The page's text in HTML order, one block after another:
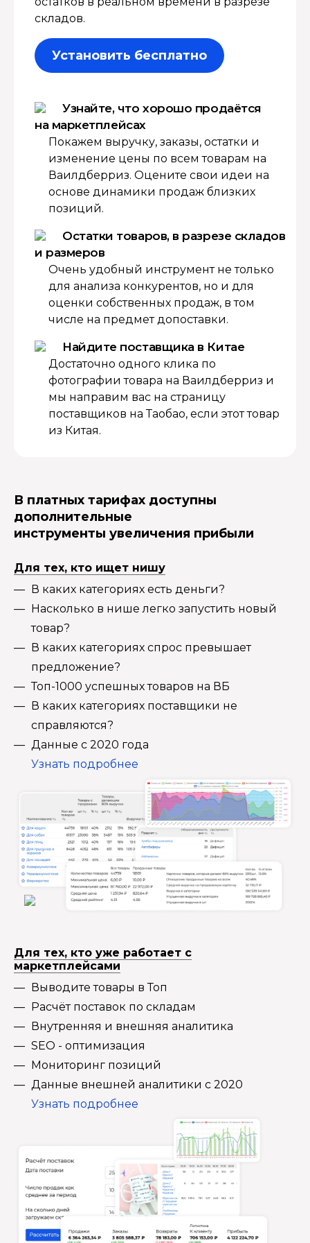
складов.
Установить бесплатно
Узнайте, что хорошо продаётся
на маркетплейсах
Покажем выручку, заказы, остатки и
изменение цены по всем товарам на
Ваилдберриз. Оцените свои идеи на
основе динамики продаж близких
позиций.
Остатки товаров, в разрезе складов
и размеров
Очень удобный инструмент не только
для анализа конкурентов, но и для
оценки собственных продаж, в том
числе на предмет допоставки.
Найдите поставщика в Китае
Достаточно одного клика по
фотографии товара на Ваилдберриз и
мы направим вас на страницу
поставщиков на Таобао, если этот товар
из Китая.
В платных тарифах доступны
дополнительные
инструменты увеличения прибыли
Для тех, кто ищет нишу
В каких категориях есть деньги?
Насколько в нише легко запустить новый
товар?
В каких категориях спрос превышает
предложение?
Топ-1000 успешных товаров на ВБ
В каких категориях поставщики не
справляются?
Данные с 2020 года
Узнать подробнее
Для тех, кто уже работает с
маркетплейсами
Выводите товары в Топ
Расчёт поставок по складам
Внутренняя и внешняя аналитика
SEO - оптимизация
Мониторинг позиций
Данные внешней аналитики с 2020
Узнать подробнее